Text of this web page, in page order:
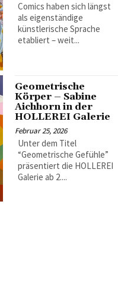
Comics haben sich längst
als eigenständige
künstlerische Sprache
etabliert – weit...
Geometrische
Körper – Sabine
Aichhorn in der
HOLLEREI Galerie
Februar 25, 2026
Unter dem Titel
“Geometrische Gefühle”
präsentiert die HOLLEREI
Galerie ab 2....